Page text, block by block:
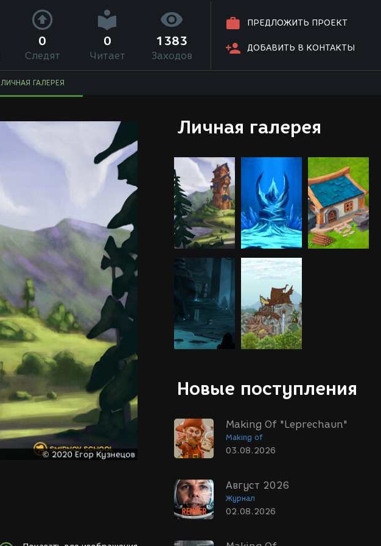
ПРЕДЛОЖИТЬ ПРОЕКТ
ДОБАВИТЬ В КОНТАКТЫ
0
Следят
0
Читает
1383
Заходов
ЛИЧНАЯ ГАЛЕРЕЯ
Личная галерея
Новые поступления
Making Of "Leprechaun"
Making of
03.08.2026
Август 2026
Журнал
02.08.2026